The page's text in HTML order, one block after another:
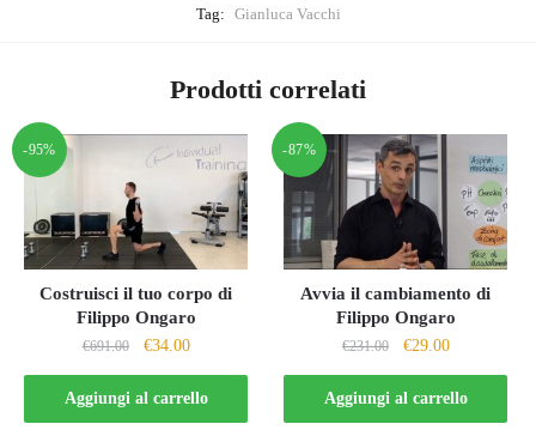
Tag: Gianluca Vacchi
Prodotti correlati
-95%
Costruisci il tuo corpo di
Filippo Ongaro
€691.00
Il
prezzo
originale
era:
€34.00Il
prezzo
attuale
è:
Aggiungi al carrello
-87%
Avvia il cambiamento di
Filippo Ongaro
€231.00
Il
prezzo
originale
era:
€29.00Il
prezzo
attuale
è:
Aggiungi al carrello